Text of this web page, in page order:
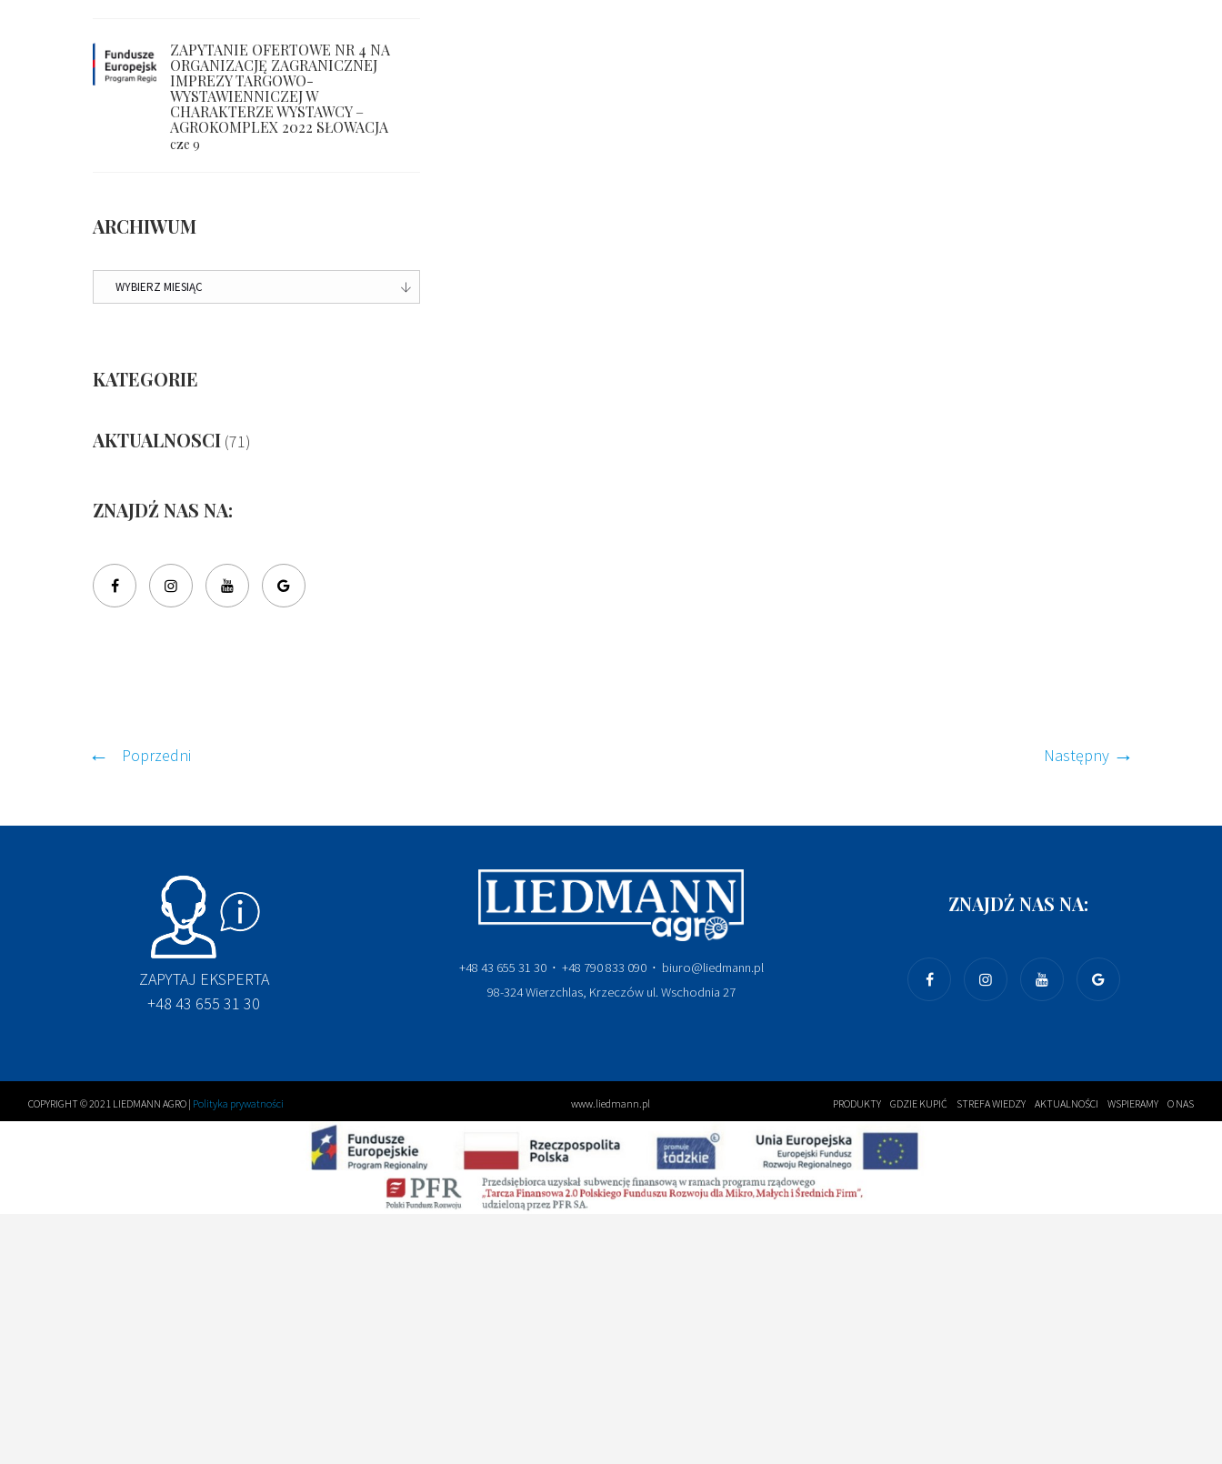
ZAPYTANIE OFERTOWE NR 4 NA
ORGANIZACJĘ ZAGRANICZNEJ
IMPREZY TARGOWO-
WYSTAWIENNICZEJ W
CHARAKTERZE WYSTAWCY –
AGROKOMPLEX 2022 SŁOWACJA
cze 9
ARCHIWUM
ARCHIWUM
KATEGORIE
AKTUALNOSCI (71)
ZNAJDŹ NAS NA:
Poprzedni Następny
ZAPYTAJ EKSPERTA
+48 43 655 31 30
+48 43 655 31 30 ⋅ +48 790 833 090 ⋅ biuro@liedmann.pl
98-324 Wierzchlas, Krzeczów ul. Wschodnia 27
ZNAJDŹ NAS NA:
COPYRIGHT © 2021 LIEDMANN AGRO | Polityka prywatności www.liedmann.pl PRODUKTY GDZIE KUPIĆ STREFA WIEDZY AKTUALNOŚCI WSPIERAMY O NAS